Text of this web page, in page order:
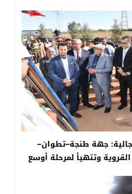
جهة طنجة–تطوان–
وتتهيأ لمرحلة أوسع